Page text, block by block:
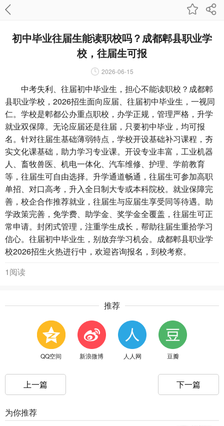
初中毕业往届生能读职校吗？成都郫县职业学
校，往届生可报
2026-06-15
中考失利、往届初中毕业生，担心不能读职校？成都郫
县职业学校，2026招生面向应届、往届初中毕业生，一视同
仁。学校是郫都公办重点职校，办学正规，管理严格，升学
就业双保障。无论应届还是往届，只要初中毕业，均可报
名。针对往届生基础薄弱特点，学校开设基础补习课程，夯
实文化课基础，助力学习专业课。开设专业丰富，工业机器
人、畜牧兽医、机电一体化、汽车维修、护理、学前教育
等，往届生可自由选择。升学通道畅通，往届生可参加高职
单招、对口高考，升入全日制大专或本科院校。就业保障完
善，校企合作推荐就业，往届生与应届生享受同等待遇。助
学政策完善，免学费、助学金、奖学金全覆盖，往届生可正
常申请。封闭式管理，注重学生成长，帮助往届生重拾学习
信心。往届初中毕业生，别放弃学习机会。成都郫县职业学
校2026招生火热进行中，欢迎咨询报名，到校考察。
1阅读
推荐
QQ空间 新浪微博 人人网 豆瓣
上一篇 下一篇
为你推荐